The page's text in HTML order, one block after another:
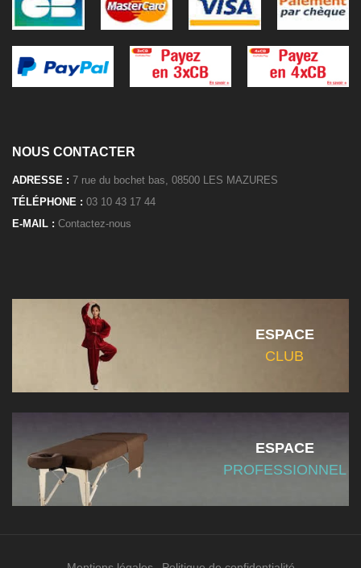
NOUS CONTACTER
ADRESSE : 7 rue du bochet bas, 08500 LES MAZURES
TÉLÉPHONE : 03 10 43 17 44
E-MAIL : Contactez-nous
ESPACE
CLUB
ESPACE
PROFESSIONNEL